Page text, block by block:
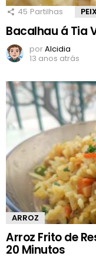
45 Partilhas
Bacalhau á Tia
porAlcidia
13 anos atrás
ARROZ
Arroz Frito de
20 Minutos